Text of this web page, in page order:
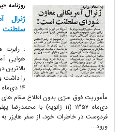
روزنامه
ژنرال
سلطنت
: رابرت
هوایی
بالاترین
را داشت و
دی‌ماه 1357 (11 ژانویه) با
فردوست در خاطرات خود، از سفر هایزر به
ورود...